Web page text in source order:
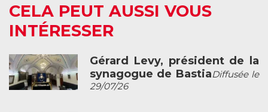
CELA PEUT AUSSI VOUS
INTÉRESSER
Gérard Levy, président de la
synagogue de BastiaDiffusée le
29/07/26